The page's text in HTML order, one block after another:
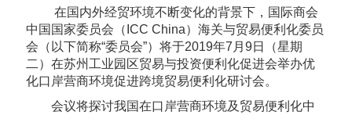
在国内外经贸环境不断变化的背景下，国际商会
中国国家委员会（ICC China）海关与贸易便利化委员
会（以下简称“委员会”）将于2019年7月9日（星期
二）在苏州工业园区贸易与投资便利化促进会举办优
化口岸营商环境促进跨境贸易便利化研讨会。
会议将探讨我国在口岸营商环境及贸易便利化中